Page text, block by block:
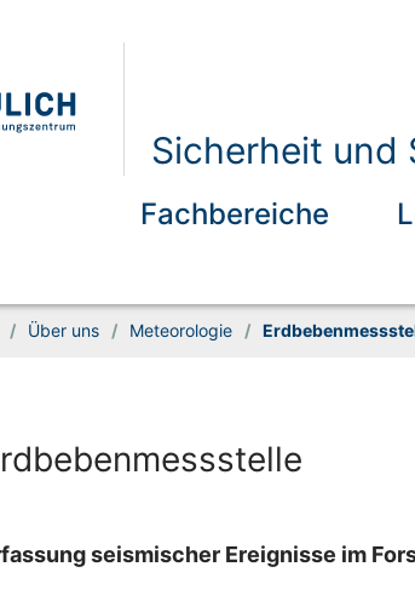
Sicherheit und
Fachbereiche
/ Über uns / Meteorologie /
seismischer Ereignisse im